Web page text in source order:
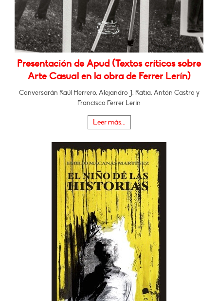
Presentación de Apud (Textos críticos sobre
Arte Casual en la obra de Ferrer Lerín)
Conversarán Raúl Herrero, Alejandro J. Ratia, Antón Castro y
Francisco Ferrer Lerín
Leer más...